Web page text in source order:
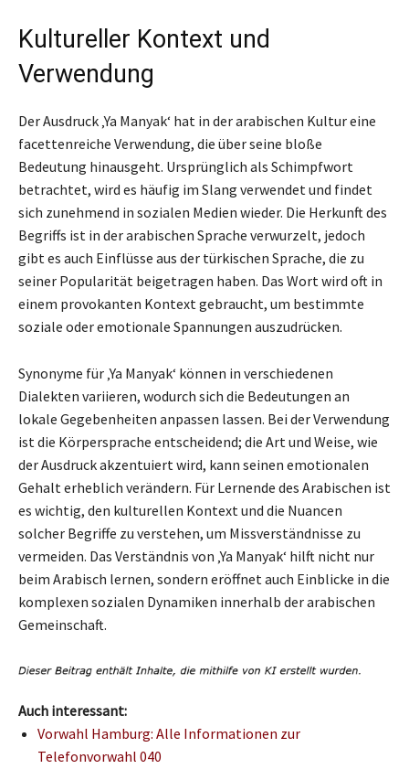
Kultureller Kontext und
Verwendung
Der Ausdruck ‚Ya Manyak‘ hat in der arabischen Kultur eine
facettenreiche Verwendung, die über seine bloße
Bedeutung hinausgeht. Ursprünglich als Schimpfwort
betrachtet, wird es häufig im Slang verwendet und findet
sich zunehmend in sozialen Medien wieder. Die Herkunft des
Begriffs ist in der arabischen Sprache verwurzelt, jedoch
gibt es auch Einflüsse aus der türkischen Sprache, die zu
seiner Popularität beigetragen haben. Das Wort wird oft in
einem provokanten Kontext gebraucht, um bestimmte
soziale oder emotionale Spannungen auszudrücken.
Synonyme für ‚Ya Manyak‘ können in verschiedenen
Dialekten variieren, wodurch sich die Bedeutungen an
lokale Gegebenheiten anpassen lassen. Bei der Verwendung
ist die Körpersprache entscheidend; die Art und Weise, wie
der Ausdruck akzentuiert wird, kann seinen emotionalen
Gehalt erheblich verändern. Für Lernende des Arabischen ist
es wichtig, den kulturellen Kontext und die Nuancen
solcher Begriffe zu verstehen, um Missverständnisse zu
vermeiden. Das Verständnis von ‚Ya Manyak‘ hilft nicht nur
beim Arabisch lernen, sondern eröffnet auch Einblicke in die
komplexen sozialen Dynamiken innerhalb der arabischen
Gemeinschaft.
Auch interessant:
Vorwahl Hamburg: Alle Informationen zur
Telefonvorwahl 040